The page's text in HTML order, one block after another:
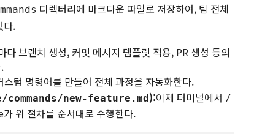
디렉터리에 마크다운 파일로 저장하여, 팀 전체
다.
다 브랜치 생성, 커밋 메시지 템플릿 적용, PR 생성 등의
스텀 명령어를 만들어 전체 과정을 자동화한다.
commands/new-feature.md):이제 터미널에서 /
위 절차를 순서대로 수행한다.